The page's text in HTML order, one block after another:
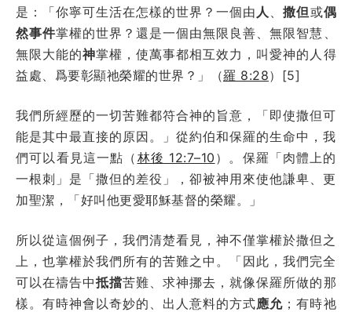
是：「你寧可生活在怎樣的世界？一個由 人 、撒但或偶
然事件掌權的世界？還是一個由無限良善、無限智慧、
無限大能的神掌權，使萬事都相互效力，叫愛神的人得
益處、爲要彰顯祂榮耀的世界？」（羅 8:28）[5]
我們所經歷的一切苦難都符合神的旨意，「即使撒但可
能是其中最直接的原因。」從約伯和保羅的生命中，我
們可以看見這一點（ 林後 12:7–10 ）。保羅「肉體上的
一根刺」是「撒但的差役」，卻被神用來使他謙卑、更
加聖潔，「好叫他更愛耶穌基督的榮耀。」
所以從這個例子，我們清楚看見，神不僅掌權於撒但之
上，也掌權於我們所有的苦難之中。「因此，我們完全
可以在禱告中抵擋苦難、求神挪去，就像保羅所做的那
樣。有時神會以奇妙的、出人意料的方式應允 ；有時祂